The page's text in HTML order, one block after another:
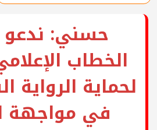
حسني: ندعو
الخطاب
لحماية الرواية
في مواجهة